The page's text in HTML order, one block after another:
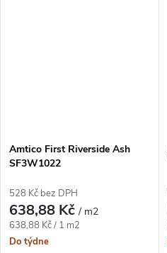
Amtico First Riverside Ash
SF3W1022
528 Kč bez DPH
638,88 Kč/ m2
Měrná cena:
638,88 Kč / 1 m2
Do týdne